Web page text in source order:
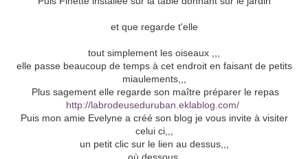
et que regarde t'elle
tout simplement les oiseaux ,,,
elle passe beaucoup de temps à cet endroit en faisant de petits
miaulements,,,
Plus sagement elle regarde son maître préparer le repas
http://labrodeuseduruban.eklablog.com/
Puis mon amie Evelyne a créé son blog je vous invite à visiter
celui ci,,,
un petit clic sur le lien au dessus,,,